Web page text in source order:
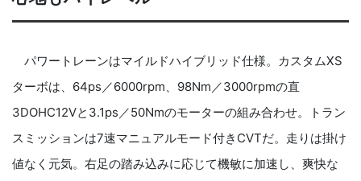
パワートレーンはマイルドハイブリッド仕様。カスタムXS
ターボは、64ps／6000rpm、98Nm／3000rpmの直
3DOHC12Vと3.1ps／50Nmのモーターの組み合わせ。トラン
スミッションは7速マニュアルモード付きCVTだ。走りは掛け
値なく元気。右足の踏み込みに応じて機敏に加速し、爽快な